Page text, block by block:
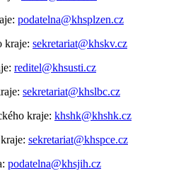
podatelna@khsplzen.cz
kraje: sekretariat@khskv.cz
reditel@khsusti.cz
sekretariat@khslbc.cz
kraje: khshk@khshk.cz
sekretariat@khspce.cz
podatelna@khsjih.cz